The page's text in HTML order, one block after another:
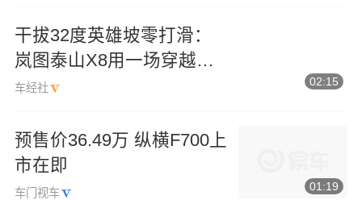
干拔32度英雄坡零打滑：
岚图泰山X8用一场穿越撕
掉城市SUV“软脚虾”标签
车经社
02:15
预售价36.49万 纵横F700上
市在即
车门视车
01:19